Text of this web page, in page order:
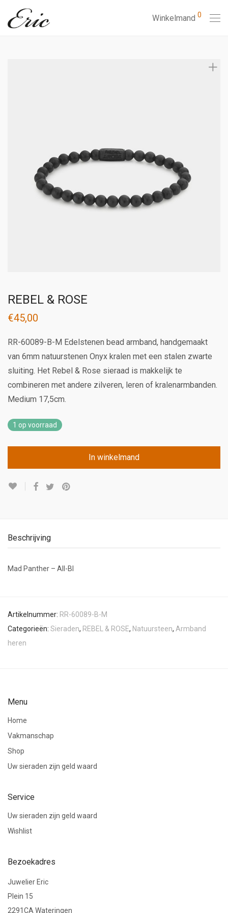
Winkelmand 0
REBEL & ROSE
€45,00
RR-60089-B-M Edelstenen bead armband, handgemaakt
van 6mm natuurstenen Onyx kralen met een stalen zwarte
sluiting. Het Rebel & Rose sieraad is makkelijk te
combineren met andere zilveren, leren of kralenarmbanden.
Medium 17,5cm.
1 op voorraad
In winkelmand
Beschrijving
Mad Panther – All-Bl
Artikelnummer: RR-60089-B-M
Categorieën: Sieraden, REBEL & ROSE, Natuursteen, Armband
heren
Menu
Home
Vakmanschap
Shop
Uw sieraden zijn geld waard
Service
Uw sieraden zijn geld waard
Wishlist
Bezoekadres
Juwelier Eric
Plein 15
2291CA Wateringen